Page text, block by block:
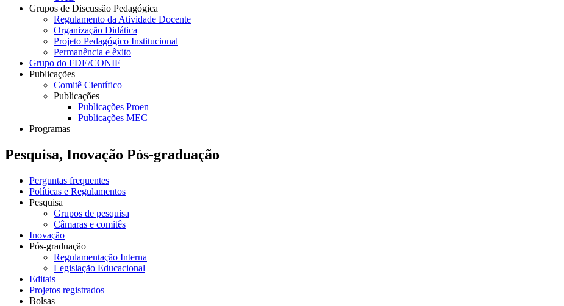
Grupos de Discussão Pedagógica
Regulamento da Atividade Docente
Organização Didática
Projeto Pedagógico Institucional
Permanência e êxito
Grupo do FDE/CONIF
Publicações
Comitê Científico
Publicações
Publicações Proen
Publicações MEC
Programas
Pesquisa, Inovação Pós-graduação
Perguntas frequentes
Políticas e Regulamentos
Pesquisa
Grupos de pesquisa
Câmaras e comitês
Inovação
Pós-graduação
Regulamentação Interna
Legislação Educacional
Editais
Projetos registrados
Bolsas